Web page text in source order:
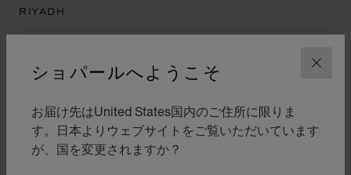
閉じる
ショパールへようこそ
お届け先はUnited States国内のご住所に限りま
す。日本よりウェブサイトをご覧いただいています
が、国を変更されますか？
RIYADH
CHOPARD BOUTIQUE RIYADH
Kingdom Centre
Fashion Extension
Olaya Street